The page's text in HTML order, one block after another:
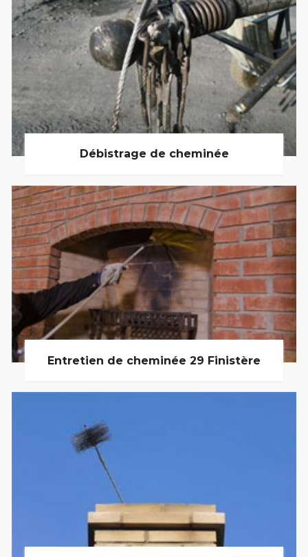
Débistrage de cheminée
Entretien de cheminée 29 Finistère